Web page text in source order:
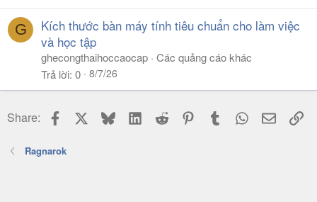
G
Kích thước bàn máy tính tiêu chuẩn cho làm việc
và học tập
ghecongthaihoccaocap Các quảng cáo khác
Trả lời 0 8/7/26
Share: Facebook BlueskyLinkedIn
Reddit PinterestTumblr WhatsApp
Email
Ragnarok